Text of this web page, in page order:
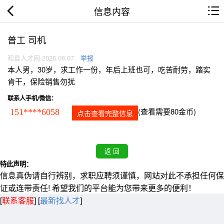
信息内容
普工 司机
和县人才网 2026.08.07 举报
本人男，30岁，求工作一份，年后上班也可，吃苦耐劳，踏实
肯干，保险销售勿扰
联系人手机/微信：
151****6058 点击查看完整信息 (查看需要80金币)
特此声明：
信息真伪请自行辨别，求职应聘须谨慎，网站对此不承担任何保
证或连带责任! 希望我们的平台能为您带来更多的便利！
[联系客服] [最新找人才]